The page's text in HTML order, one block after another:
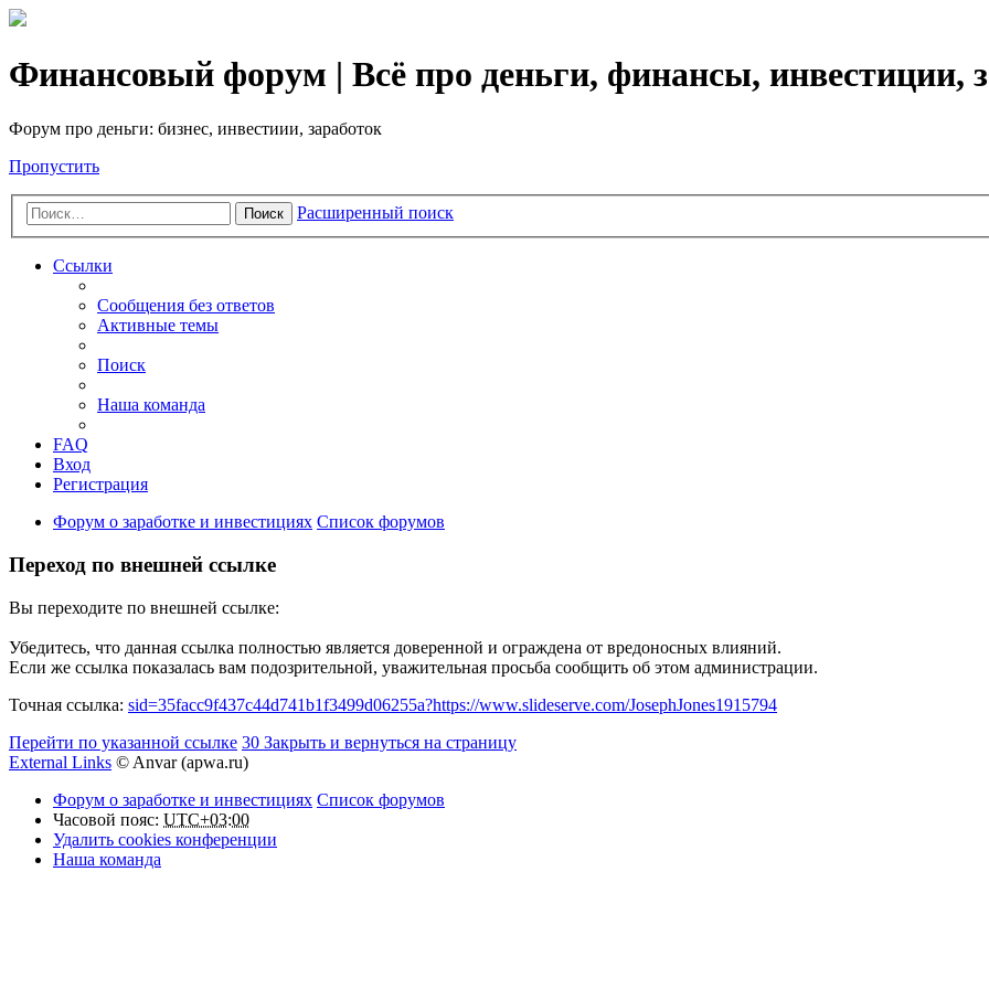
Финансовый форум | Всё про деньги, финансы, инвестиции,
Форум про деньги: бизнес, инвестиии, заработок
Пропустить
Поиск Расширенный поиск
Ссылки
Сообщения без ответов
Активные темы
Поиск
Наша команда
FAQ
Вход
Регистрация
Форум о заработке и инвестициях Список форумов
Переход по внешней ссылке
Вы переходите по внешней ссылке:
Убедитесь, что данная ссылка полностью является доверенной и ограждена от вредоносных влияний.
Если же ссылка показалась вам подозрительной, уважительная просьба сообщить об этом администрации.
Точная ссылка: sid=35facc9f437c44d741b1f3499d06255a?https://www.slideserve.com/JosephJones1915794
Перейти по указанной ссылке 30 Закрыть и вернуться на страницу
External Links © Anvar (apwa.ru)
Форум о заработке и инвестициях Список форумов
Часовой пояс: UTC+03:00
Удалить cookies конференции
Наша команда